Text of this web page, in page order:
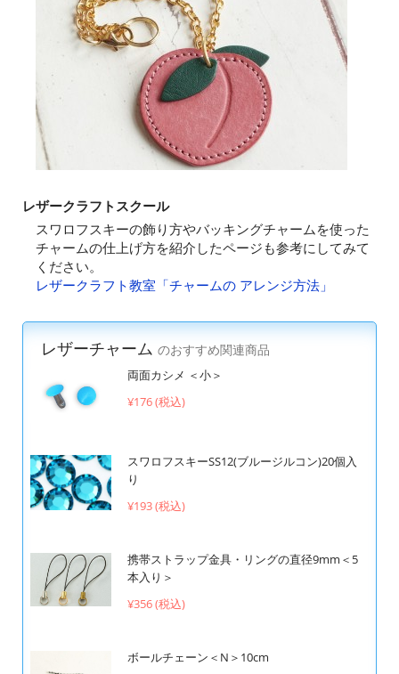
レザークラフトスクール
スワロフスキーの飾り方やバッキングチャームを使った
チャームの仕上げ方を紹介したページも参考にしてみて
ください。
レザークラフト教室「チャームの アレンジ方法」
レザーチャーム のおすすめ関連商品
両面カシメ ＜小＞
¥176 (税込)
スワロフスキーSS12(ブルージルコン)20個入
り
¥193 (税込)
携帯ストラップ金具・リングの直径9mm＜5
本入り＞
¥356 (税込)
ボールチェーン＜N＞10cm